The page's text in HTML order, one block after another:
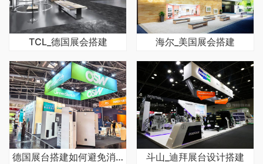
TCL_德国展会搭建 海尔_美国展会搭建
德国展台搭建如何避免消防合规整改风险 斗山_迪拜展台设计搭建